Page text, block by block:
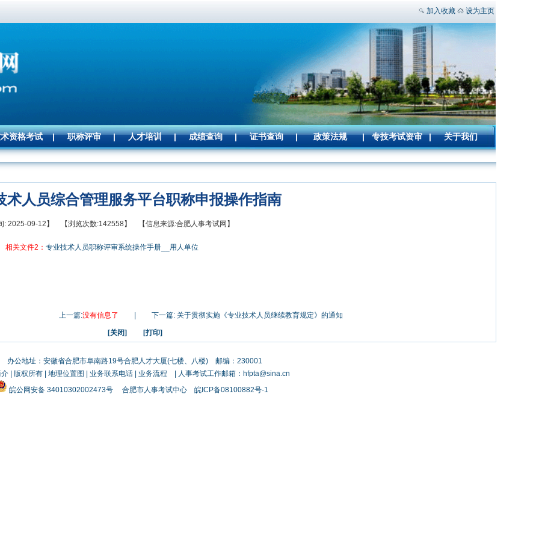
加入收藏 设为主页
资格考试 | 职称评审 | 人才培训 | 成绩查询 | 证书查询 | 政策法规 | 专技考试资审 | 关于我们
术人员综合管理服务平台职称申报操作指南
: 2025-09-12】 【浏览次数:142558】 【信息来源:合肥人事考试网】
相关文件2： 专业技术人员职称评审系统操作手册__用人单位
上一篇:没有信息了 下一篇: 关于贯彻实施《专业技术人员继续教育规定》的通知
[关闭] [打印]
办公地址：安徽省合肥市阜南路19号合肥人才大厦(七楼、八楼) 邮编：230001
| 版权所有| 地理位置图 业务联系电话| 业务流程 | 人事考试工作邮箱：hfpta@sina.cn
皖公网安备 34010302002473号
合肥市人事考试中心 皖ICP备08100882号-1